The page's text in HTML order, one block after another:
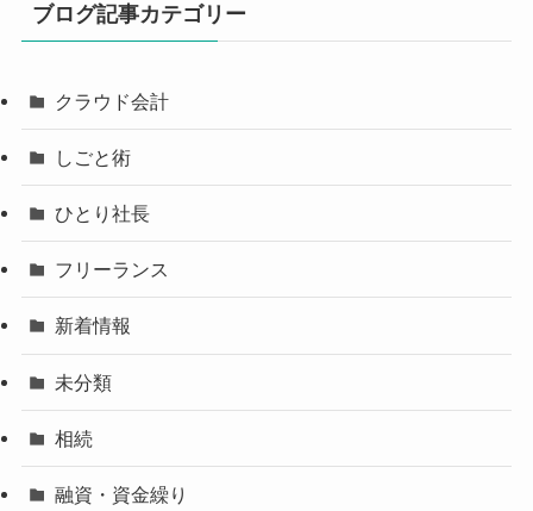
ブログ記事カテゴリー
クラウド会計
しごと術
ひとり社長
フリーランス
新着情報
未分類
相続
融資・資金繰り